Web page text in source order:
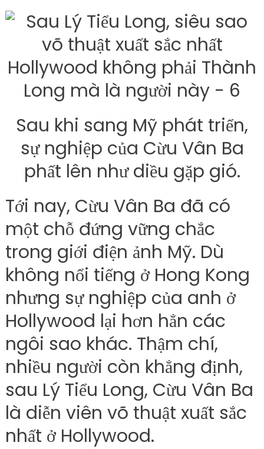
Sau khi sang Mỹ phát triển,
sự nghiệp của Cừu Vân Ba
phất lên như diều gặp gió.
Tới nay, Cừu Vân Ba đã có
một chỗ đứng vững chắc
trong giới điện ảnh Mỹ. Dù
không nổi tiếng ở Hong Kong
nhưng sự nghiệp của anh ở
Hollywood lại hơn hẳn các
ngôi sao khác. Thậm chí,
nhiều người còn khẳng định,
sau Lý Tiểu Long, Cừu Vân Ba
là diễn viên võ thuật xuất sắc
nhất ở Hollywood.